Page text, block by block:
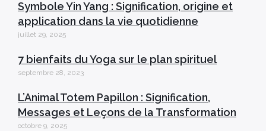
Symbole Yin Yang : Signification, origine et
application dans la vie quotidienne
juillet 29, 2025
7 bienfaits du Yoga sur le plan spirituel
septembre 28, 2023
L’Animal Totem Papillon : Signification,
Messages et Leçons de la Transformation
octobre 9, 2025